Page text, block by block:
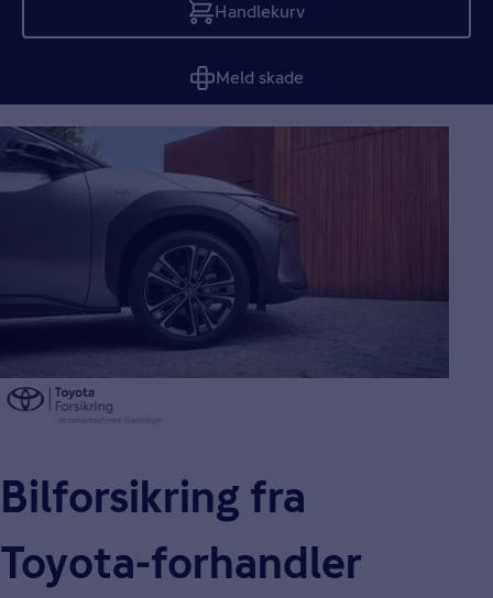
Handlekurv
Tom
Meld skade
Bilforsikring fra
Toyota-forhandler